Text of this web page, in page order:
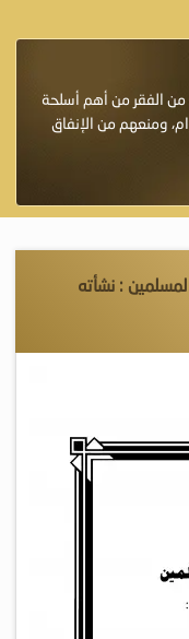
الخوف من الفقر من أهم أسلحة
ومنعهم من الإنفاق
: نشأته